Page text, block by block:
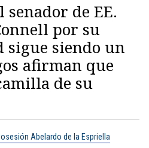
senador de EE.
por su
sigue siendo un
afirman que
de su
Abelardo de la Espriella